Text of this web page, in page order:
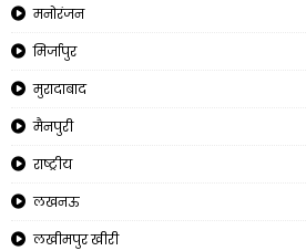
मनोरंजन
मिर्जापुर
मुरादाबाद
मैनपुरी
राष्ट्रीय
लखनऊ
लखीमपुर खीरी